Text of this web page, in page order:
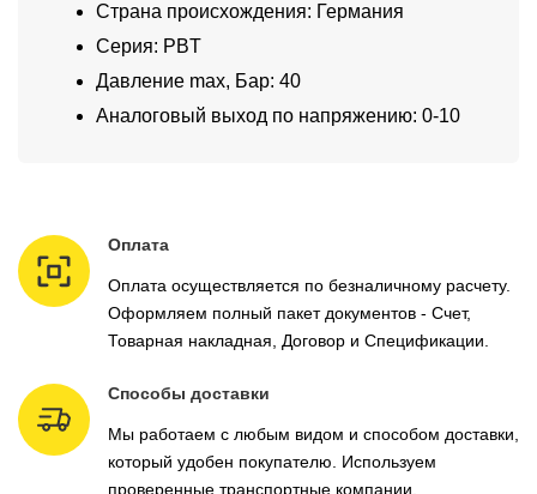
Страна происхождения: Германия
Серия: PBT
Давление max, Бар: 40
Аналоговый выход по напряжению: 0-10
Оплата
Оплата осуществляется по безналичному расчету.
Оформляем полный пакет документов - Счет,
Товарная накладная, Договор и Спецификации.
Способы доставки
Мы работаем с любым видом и способом доставки,
который удобен покупателю. Используем
проверенные транспортные компании.